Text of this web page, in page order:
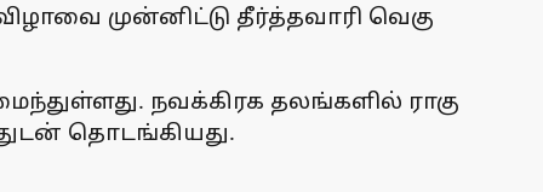
முன்னிட்டு தீர்த்தவாரி வெகு
நவக்கிரக தலங்களில் ராகு
தொடங்கியது.